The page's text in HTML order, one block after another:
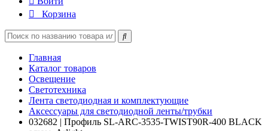
Корзина
Главная
Каталог товаров
Освещение
Светотехника
Лента светодиодная и комплектующие
Аксессуары для светодиодной ленты/трубки
032682 | Профиль SL-ARC-3535-TWIST90R-400 BLACK